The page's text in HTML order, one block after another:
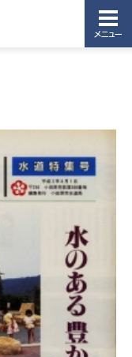
メニュー